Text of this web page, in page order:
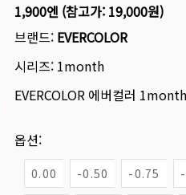
1,900엔 (참고가: 19,000원)
브랜드: EVERCOLOR
시리즈: 1month
EVERCOLOR 에버컬러
옵션:
0.00 -0.50 -0.75